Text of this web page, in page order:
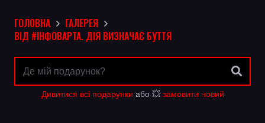
ГОЛОВНА
ГАЛЕРЕЯ
ВІД #ІНФОВАРТА. ДІЯ ВИЗНАЧАЄ БУТТЯ
Дивитися всі подарунки або 💥замовити новий